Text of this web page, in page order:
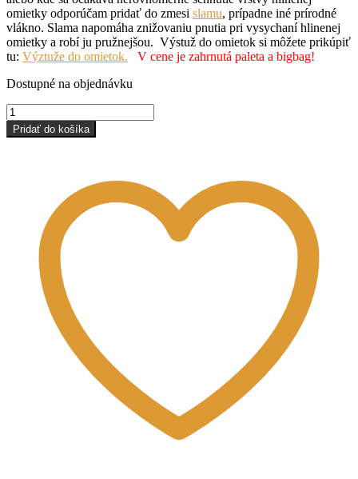
omietky odporúčam pridať do zmesi slamu, prípadne iné prírodné
vlákno. Slama napomáha znižovaniu pnutia pri vysychaní hlinenej
omietky a robí ju pružnejšou. Výstuž do omietok si môžete prikúpiť
tu: Výztuže do omietok.
V cene je zahrnutá paleta a bigbag!
Dostupné na objednávku
množstvo
Íly
a
Pridať do košíka